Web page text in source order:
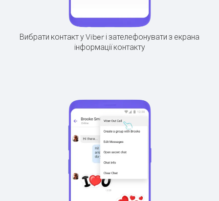
Вибрати контакт у Viber і зателефонувати з екрана
інформації контакту